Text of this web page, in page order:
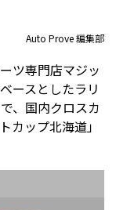
Auto Prove 編集部
ツ専門店マジッ
ースとしたラリ
、国内クロスカ
カップ北海道」